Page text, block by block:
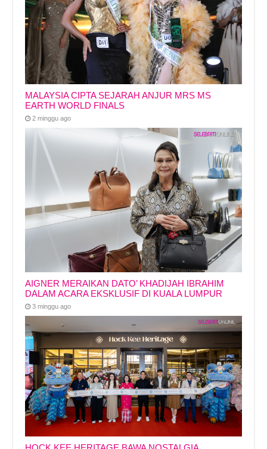
MALAYSIA CIPTA SEJARAH ANJUR MRS MS
EARTH WORLD FINALS
2 minggu ago
AIGNER MERAIKAN DATO’ KHADIJAH IBRAHIM
DALAM ACARA EKSKLUSIF DI KUALA LUMPUR
3 minggu ago